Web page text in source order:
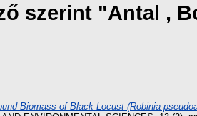
szerint "Antal ,
Biomass of Black Locust (Robinia